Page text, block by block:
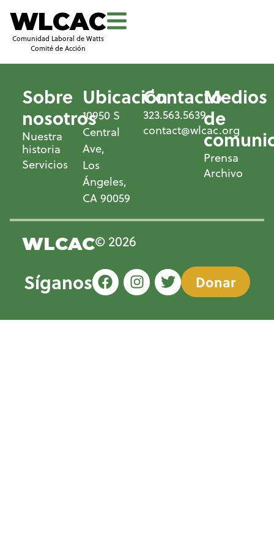
WLCAC
Comunidad Laboral de Watts
Comité de Acción
Sobre
nosotros
Nuestra
historia
Servicios
Ubicación
10950 S
Central
Ave,
Los
Ángeles,
CA 90059
Contacto
323.563.5639
contact@wlcac.org
Medios
de
Prensa
Archivo
WLCAC© 2026
Síganos Donar